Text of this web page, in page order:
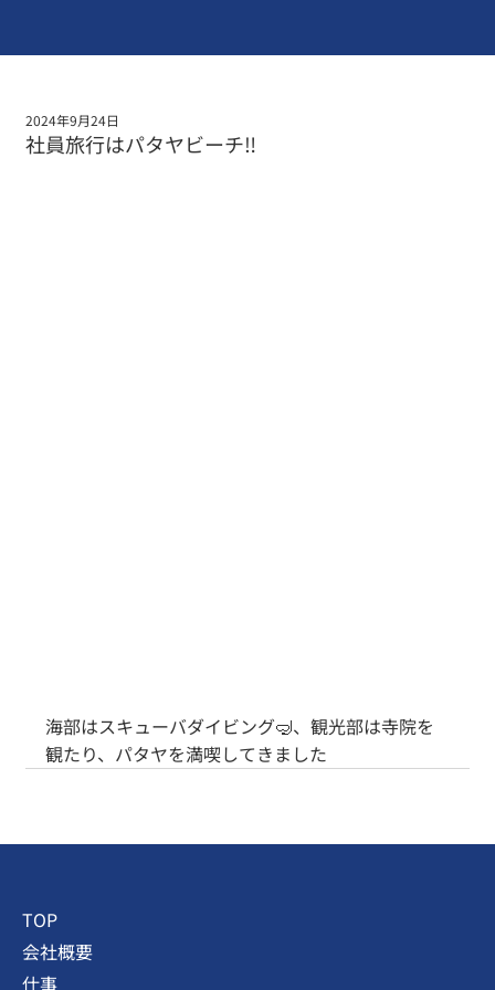
社員旅行はパタヤビーチ‼️
2024年9月24日
海部はスキューバダイビング🤿、観光部は寺院を
観たり、パタヤを満喫してきました
TOP
会社概要
仕事